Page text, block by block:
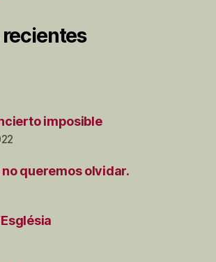
imposible
queremos olvidar.